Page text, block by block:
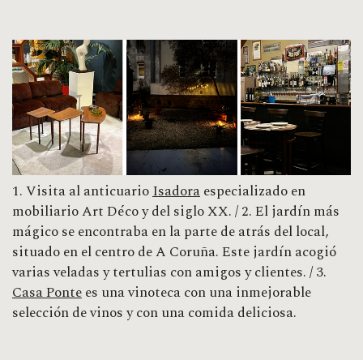
1. Visita al anticuarioIsadoraespecializado en
mobiliario Art Déco y del siglo XX. / 2. El jardín más
mágico se encontraba en la parte de atrás del local,
situado en el centro de A Coruña. Este jardín acogió
varias veladas y tertulias con amigos y clientes. / 3.
Casa Pontees una vinoteca con una inmejorable
selección de vinos y con una comida deliciosa.